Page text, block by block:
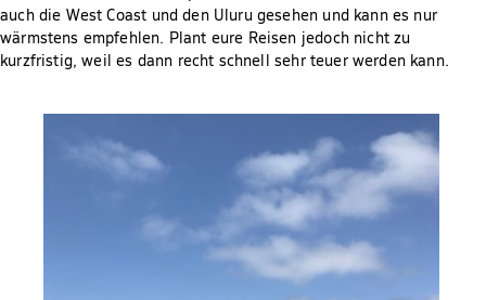
auch die West Coast und den Uluru gesehen und kann es nur
wärmstens empfehlen. Plant eure Reisen jedoch nicht zu
kurzfristig, weil es dann recht schnell sehr teuer werden kann.